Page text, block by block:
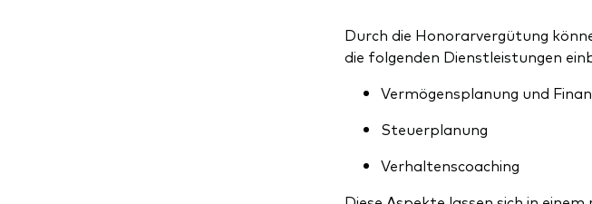
Durch die Honorarvergütung
die folgenden Dienstleistungen
Vermögensplanung und
Steuerplanung
Verhaltenscoaching